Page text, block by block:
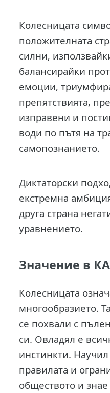
Колесницата
положителната
силни,
балансирайки
емоции,
препятствията,
изправени и
води по пътя на
самопознанието.
Диктаторски
екстремна
друга страна
уравнението.
Значение в
Колесницата
многообразието.
се похвали с
си. Овладял е
инстинкти.
правилата и
обществото и